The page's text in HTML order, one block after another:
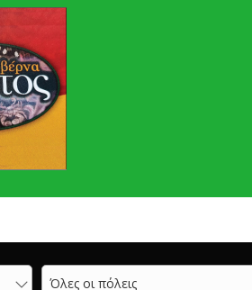
Όλες οι πόλεις